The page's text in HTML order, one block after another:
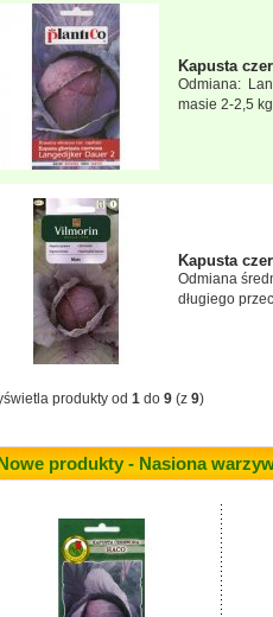
Kapusta
Odmiana:
masie 2-2,5
Kapusta
Odmiana
długiego
produkty od 1 do 9 (z 9)
produkty - Nasiona